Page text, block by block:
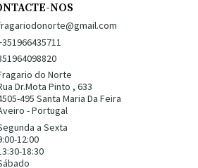
NOS
do Norte
Dr.Mota Pinto , 633
495 Santa Maria Da Feira
- Portugal
a Sexta
12:00
18:30